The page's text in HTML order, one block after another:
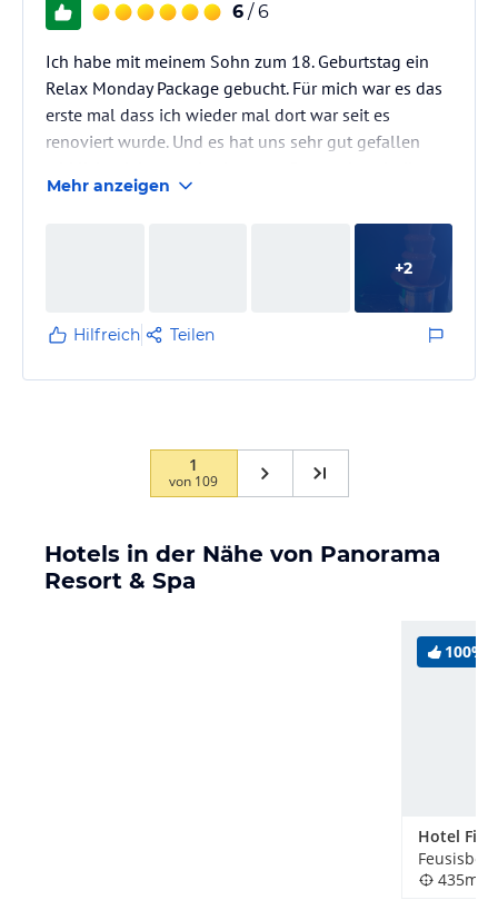
6 / 6
Ich habe mit meinem Sohn zum 18. Geburtstag ein
Relax Monday Package gebucht. Für mich war es das
erste mal dass ich wieder mal dort war seit es
renoviert wurde. Und es hat uns sehr gut gefallen
Lounge mit Snacks, Kaffe, Bouillon usw. ein wirklich
tolles Angebot. Das 3-Gang Dinner im Restaurant
Frühstücksbuffet das er je gehabt hat, Qulität top! Die
Massage fanden wir super!…
Mehr anzeigen
+2
Hilfreich Teilen
1
von 109
Hotels in der Nähe von Panorama
Resort & Spa
100%
Hotel First
435m